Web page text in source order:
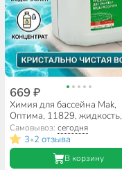
669 ₽
Химия для бассейна Mak,
Оптима, 11829, жидкость,
защита от водорослей,
альгицид непенящаяся, 3 л
Самовывоз:сегодня
3•2 отзыва
В корзину